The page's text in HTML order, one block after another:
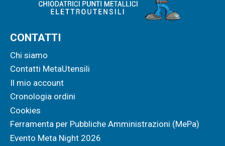
CONTATTI
Chi siamo
Contatti MetaUtensili
Il mio account
Cronologia ordini
Cookies
Ferramenta per Pubbliche Amministrazioni (MePa)
Evento Meta Night 2026